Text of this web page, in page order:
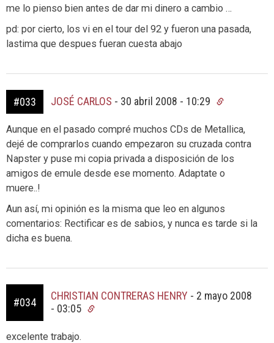
me lo pienso bien antes de dar mi dinero a cambio …
pd: por cierto, los vi en el tour del 92 y fueron una pasada,
lastima que despues fueran cuesta abajo
#033 JOSÉ CARLOS - 30 abril 2008 - 10:29
Aunque en el pasado compré muchos CDs de Metallica,
dejé de comprarlos cuando empezaron su cruzada contra
Napster y puse mi copia privada a disposición de los
amigos de emule desde ese momento. Adaptate o
muere..!
Aun así, mi opinión es la misma que leo en algunos
comentarios: Rectificar es de sabios, y nunca es tarde si la
dicha es buena.
#034
CHRISTIAN CONTRERAS HENRY - 2 mayo 2008
- 03:05
excelente trabajo.